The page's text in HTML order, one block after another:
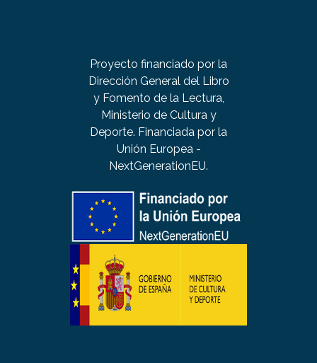
Proyecto financiado por la
Dirección General del Libro
y Fomento de la Lectura,
Ministerio de Cultura y
Deporte. Financiada por la
Unión Europea -
NextGenerationEU.